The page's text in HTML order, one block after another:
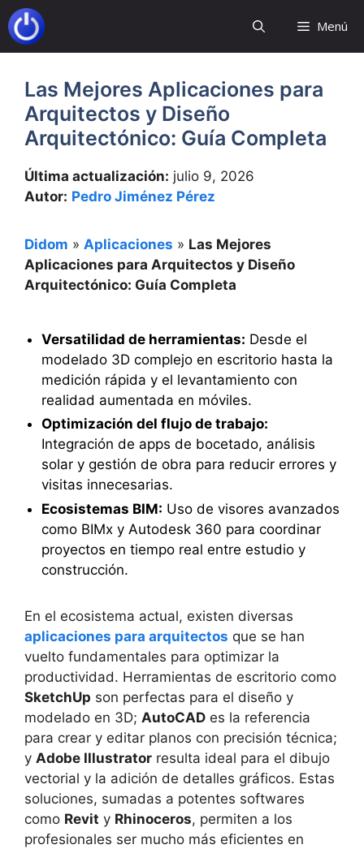
Saltar
al
contenido
Menú
Las Mejores Aplicaciones para
Arquitectos y Diseño
Arquitectónico: Guía Completa
Última actualización: julio 9, 2026
Autor: Pedro Jiménez Pérez
Didom » Aplicaciones » Las Mejores
Aplicaciones para Arquitectos y Diseño
Arquitectónico: Guía Completa
Versatilidad de herramientas: Desde el
modelado 3D complejo en escritorio hasta la
medición rápida y el levantamiento con
realidad aumentada en móviles.
Optimización del flujo de trabajo:
Integración de apps de bocetado, análisis
solar y gestión de obra para reducir errores y
visitas innecesarias.
Ecosistemas BIM: Uso de visores avanzados
como BIMx y Autodesk 360 para coordinar
proyectos en tiempo real entre estudio y
construcción.
En el ecosistema actual, existen diversas
aplicaciones para arquitectos que se han
vuelto fundamentales para optimizar la
productividad. Herramientas de escritorio como
SketchUp son perfectas para el diseño y
modelado en 3D; AutoCAD es la referencia
para crear y editar planos con precisión técnica;
y Adobe Illustrator resulta ideal para el dibujo
vectorial y la adición de detalles gráficos. Estas
soluciones, sumadas a potentes softwares
como Revit y Rhinoceros, permiten a los
profesionales ser mucho más eficientes en